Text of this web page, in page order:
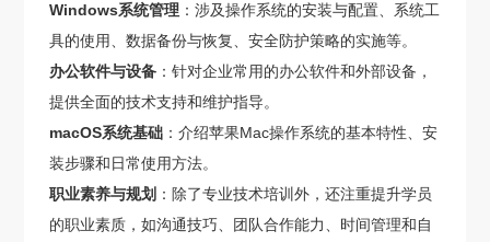
Windows系统管理 ：涉及操作系统的安装与配置、系统工
具的使用、数据备份与恢复、安全防护策略的实施等。
办公软件与设备 ：针对企业常用的办公软件和外部设备，
提供全面的技术支持和维护指导。
macOS系统基础 ：介绍苹果Mac操作系统的基本特性、安
装步骤和日常使用方法。
职业素养与规划 ：除了专业技术培训外，还注重提升学员
的职业素质，如沟通技巧、团队合作能力、时间管理和自